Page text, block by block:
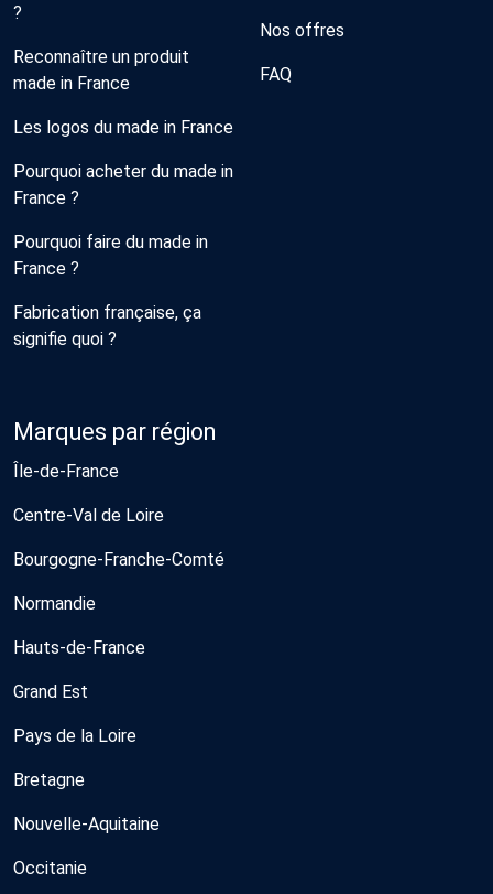
?
Reconnaître un produit
made in France
Les logos du made in France
Pourquoi acheter du made in
France ?
Pourquoi faire du made in
France ?
Fabrication française, ça
signifie quoi ?
Nos offres
FAQ
Marques par région
Île-de-France
Centre-Val de Loire
Bourgogne-Franche-Comté
Normandie
Hauts-de-France
Grand Est
Pays de la Loire
Bretagne
Nouvelle-Aquitaine
Occitanie